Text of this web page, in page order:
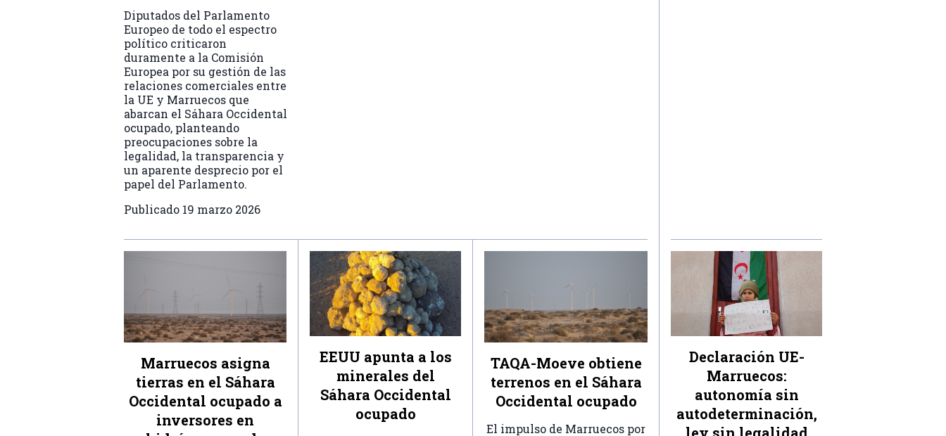
Diputados del Parlamento
Europeo de todo el espectro
político criticaron
duramente a la Comisión
Europea por su gestión de las
relaciones comerciales entre
la UE y Marruecos que
abarcan el Sáhara Occidental
ocupado, planteando
preocupaciones sobre la
legalidad, la transparencia y
un aparente desprecio por el
papel del Parlamento.
Publicado 19 marzo 2026
Marruecos asigna
tierras en el Sáhara
Occidental ocupado a
inversores en
EEUU apunta a los
minerales del
Sáhara Occidental
ocupado
TAQA-Moeve obtiene
terrenos en el Sáhara
Occidental ocupado
El impulso de Marruecos por
Declaración UE-
Marruecos:
autonomía sin
autodeterminación,
ley sin legalidad